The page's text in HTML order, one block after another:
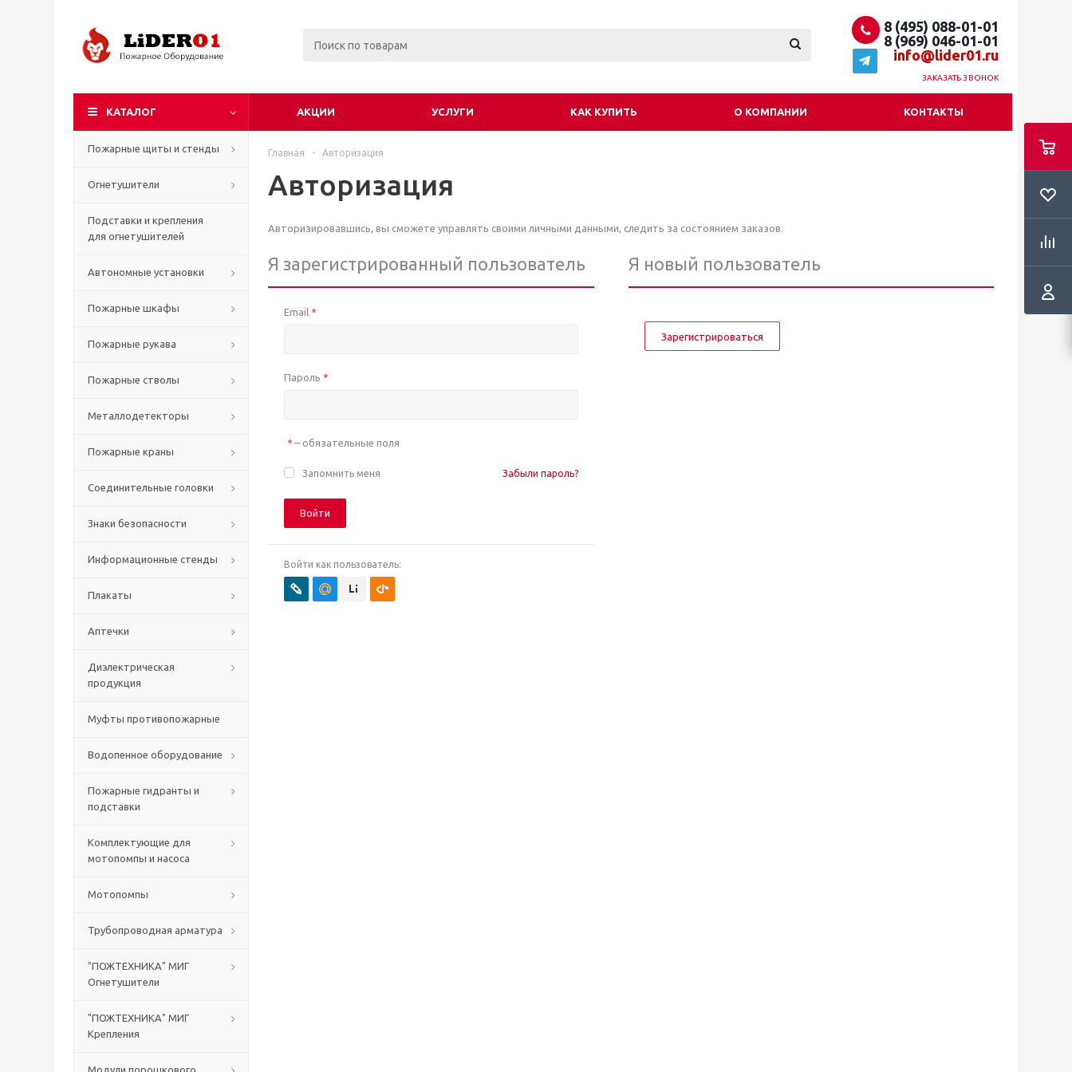
8 (495) 088-01-01
8 (969) 046-01-01
info@lider01.ru
ЗАКАЗАТЬ ЗВОНОК
КАТАЛОГ АКЦИИ УСЛУГИ КАК КУПИТЬ О КОМПАНИИ КОНТАКТЫ
Пожарные щиты и стенды
Огнетушители
Подставки и крепления
для огнетушителей
Автономные установки
Пожарные шкафы
Пожарные рукава
Пожарные стволы
Металлодетекторы
Пожарные краны
Соединительные головки
Знаки безопасности
Информационные стенды
Плакаты
Аптечки
Диэлектрическая
продукция
Муфты противопожарные
Водопенное оборудование
Пожарные гидранты и
подставки
Комплектующие для
мотопомпы и насоса
Мотопомпы
Трубопроводная арматура
"ПОЖТЕХНИКА" МИГ
Огнетушители
"ПОЖТЕХНИКА" МИГ
Крепления
Модули порошкового
Главная - Авторизация
Авторизация
Авторизировавшись, вы сможете управлять своими личными данными, следить за состоянием заказов.
Я зарегистрированный пользователь
Email *
Пароль *
* – обязательные поля
Забыли пароль?
Запомнить меня
Войти
Войти как пользователь:
Я новый пользователь
Зарегистрироваться